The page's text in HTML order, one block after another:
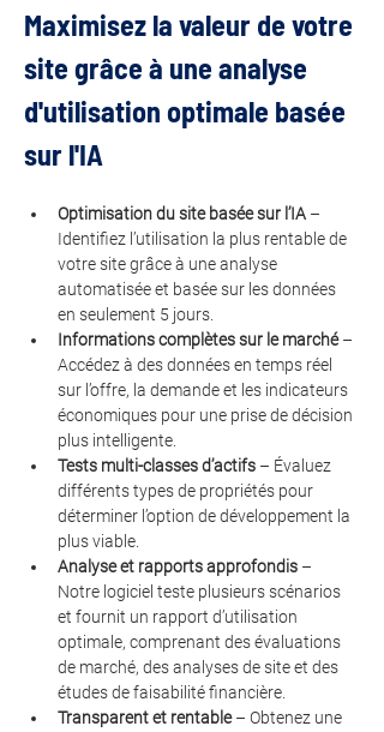
Maximisez la valeur de votre
site grâce à une analyse
d'utilisation optimale basée
sur l'IA
Optimisation du site basée sur l’IA –
Identifiez l’utilisation la plus rentable de
votre site grâce à une analyse
automatisée et basée sur les données
en seulement 5 jours.
Informations complètes sur le marché –
Accédez à des données en temps réel
sur l’offre, la demande et les indicateurs
économiques pour une prise de décision
plus intelligente.
Tests multi-classes d’actifs – Évaluez
différents types de propriétés pour
déterminer l’option de développement la
plus viable.
Analyse et rapports approfondis –
Notre logiciel teste plusieurs scénarios
et fournit un rapport d’utilisation
optimale, comprenant des évaluations
de marché, des analyses de site et des
études de faisabilité financière.
Transparent et rentable – Obtenez une